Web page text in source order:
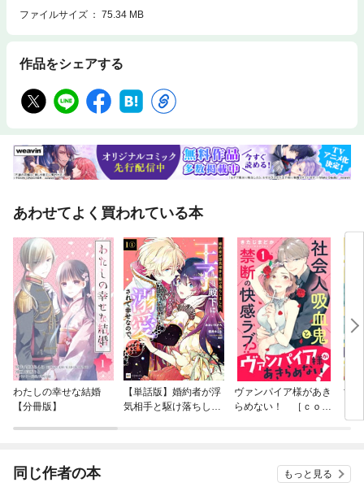
ファイルサイズ
75.34 MB
作品をシェアする
あわせてよく買われている本
わたしの幸せな結婚
【分冊版】
【単話版】婚約者が浮
気相手と駆け落ちしま
ヴァンパイア様があき
らめない！ ［ｃｏｍ
亡
同じ作者の本 もっと見る